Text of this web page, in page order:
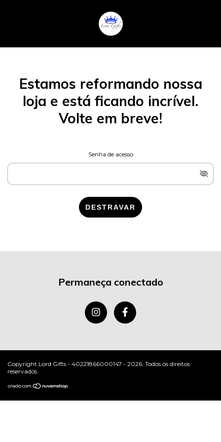
Estamos reformando nossa
loja e está ficando incrível.
Volte em breve!
Senha de acesso
DESTRAVAR
Permaneça conectado
Copyright Lord Gifts - 40221866000147 - 2026. Todos os direitos
reservados.